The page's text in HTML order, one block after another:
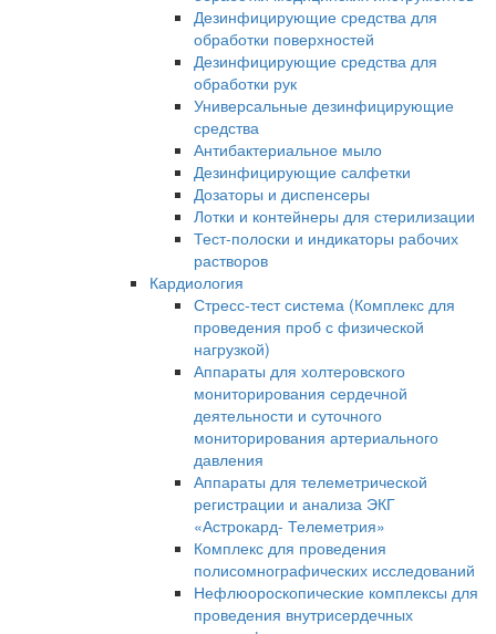
Дезинфицирующие средства для
обработки поверхностей
Дезинфицирующие средства для
обработки рук
Универсальные дезинфицирующие
средства
Антибактериальное мыло
Дезинфицирующие салфетки
Дозаторы и диспенсеры
Лотки и контейнеры для стерилизации
Тест-полоски и индикаторы рабочих
растворов
Кардиология
Стресс-тест система (Комплекс для
проведения проб с физической
нагрузкой)
Аппараты для холтеровского
мониторирования сердечной
деятельности и суточного
мониторирования артериального
давления
Аппараты для телеметрической
регистрации и анализа ЭКГ
«Астрокард- Телеметрия»
Комплекс для проведения
полисомнографических исследований
Нефлюороскопические комплексы для
проведения внутрисердечных